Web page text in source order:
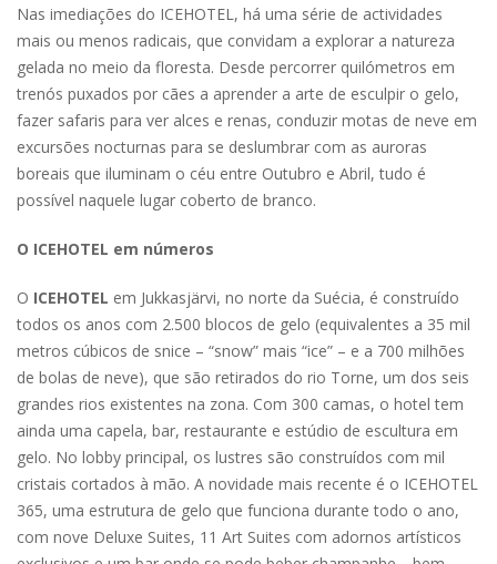
Nas imediações do ICEHOTEL, há uma série de actividades
mais ou menos radicais, que convidam a explorar a natureza
gelada no meio da floresta. Desde percorrer quilómetros em
trenós puxados por cães a aprender a arte de esculpir o gelo,
fazer safaris para ver alces e renas, conduzir motas de neve em
excursões nocturnas para se deslumbrar com as auroras
boreais que iluminam o céu entre Outubro e Abril, tudo é
possível naquele lugar coberto de branco.
O ICEHOTEL em números
O ICEHOTEL em Jukkasjärvi, no norte da Suécia, é construído
todos os anos com 2.500 blocos de gelo (equivalentes a 35 mil
metros cúbicos de snice – “snow” mais “ice” – e a 700 milhões
de bolas de neve), que são retirados do rio Torne, um dos seis
grandes rios existentes na zona. Com 300 camas, o hotel tem
ainda uma capela, bar, restaurante e estúdio de escultura em
gelo. No lobby principal, os lustres são construídos com mil
cristais cortados à mão. A novidade mais recente é o ICEHOTEL
365, uma estrutura de gelo que funciona durante todo o ano,
com nove Deluxe Suites, 11 Art Suites com adornos artísticos